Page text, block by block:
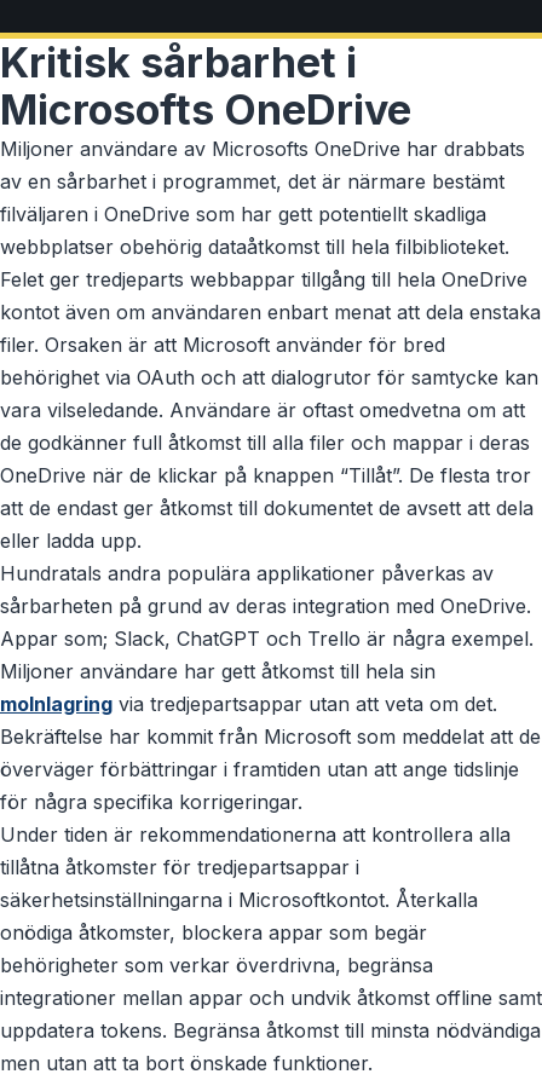
Kritisk sårbarhet i
Microsofts OneDrive
Miljoner användare av Microsofts OneDrive har drabbats
av en sårbarhet i programmet, det är närmare bestämt
filväljaren i OneDrive som har gett potentiellt skadliga
webbplatser obehörig dataåtkomst till hela filbiblioteket.
Felet ger tredjeparts webbappar tillgång till hela OneDrive
kontot även om användaren enbart menat att dela enstaka
filer. Orsaken är att Microsoft använder för bred
behörighet via OAuth och att dialogrutor för samtycke kan
vara vilseledande. Användare är oftast omedvetna om att
de godkänner full åtkomst till alla filer och mappar i deras
OneDrive när de klickar på knappen “Tillåt”. De flesta tror
att de endast ger åtkomst till dokumentet de avsett att dela
eller ladda upp.
Hundratals andra populära applikationer påverkas av
sårbarheten på grund av deras integration med OneDrive.
Appar som; Slack, ChatGPT och Trello är några exempel.
Miljoner användare har gett åtkomst till hela sin
molnlagring via tredjepartsappar utan att veta om det.
Bekräftelse har kommit från Microsoft som meddelat att de
överväger förbättringar i framtiden utan att ange tidslinje
för några specifika korrigeringar.
Under tiden är rekommendationerna att kontrollera alla
tillåtna åtkomster för tredjepartsappar i
säkerhetsinställningarna i Microsoftkontot. Återkalla
onödiga åtkomster, blockera appar som begär
behörigheter som verkar överdrivna, begränsa
integrationer mellan appar och undvik åtkomst offline samt
uppdatera tokens. Begränsa åtkomst till minsta nödvändiga
men utan att ta bort önskade funktioner.